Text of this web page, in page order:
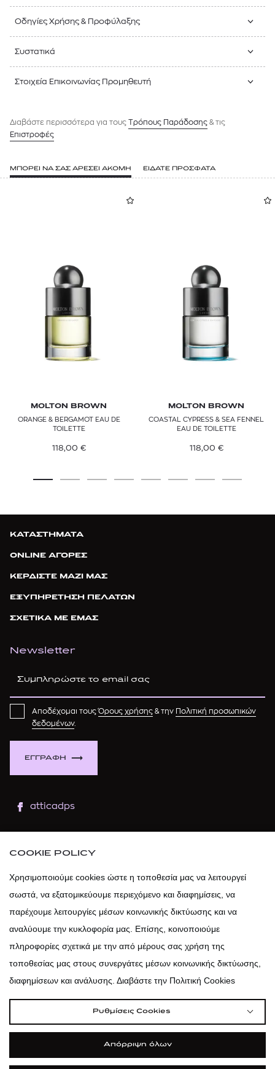
Οδηγίες Χρήσης & Προφύλαξης
Συστατικά
Στοιχεία Επικοινωνίας Προμηθευτή
Διαβάστε περισσότερα για τους Tρόπους Παράδοσης & τις
Επιστροφές
ΜΠΟΡΕΙ ΝΑ ΣΑΣ ΑΡΕΣΕΙ ΑΚΟΜΗ ΕΙΔΑΤΕ ΠΡΟΣΦΑΤΑ
MOLTON BROWN
ORANGE & BERGAMOT EAU DE
TOILETTE
118,00 €
MOLTON BROWN
COASTAL CYPRESS & SEA FENNEL
EAU DE TOILETTE
118,00 €
ΚΑΤΑΣΤΗΜΑΤΑ
ONLINE ΑΓΟΡΕΣ
ΚΕΡΔΙΣΤΕ ΜΑΖΙ ΜΑΣ
ΕΞΥΠΗΡΕΤΗΣΗ ΠΕΛΑΤΩΝ
ΣΧΕΤΙΚΑ ΜΕ ΕΜΑΣ
Newsletter
ΕΓΓΡΑΦΗ
Αποδέχομαι τουςΌρους χρήσης & την Πολιτική προσωπικών
δεδομένων.
atticadps
atticadps
COOKIE POLICY
Χρησιμοποιούμε cookies ώστε η τοποθεσία μας να λειτουργεί
σωστά, να εξατομικεύουμε περιεχόμενο και διαφημίσεις, να
παρέχουμε λειτουργίες μέσων κοινωνικής δικτύωσης και να
αναλύουμε την κυκλοφορία μας. Επίσης, κοινοποιούμε
πληροφορίες σχετικά με την από μέρους σας χρήση της
τοποθεσίας μας στους συνεργάτες μέσων κοινωνικής δικτύωσης,
διαφημίσεων και ανάλυσης. Διαβάστε την Πολιτική Cookies
Ρυθμίσεις Cookies
Απόρριψη όλων